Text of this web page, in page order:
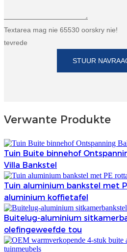
Textarea mag nie 65530 oorskry nie!
tevrede
STUUR
Verwante Produkte
Tuin Buite binnehof
Villa Bankstel
Tuin aluminium bankstel met
aluminium koffietafel
Buitelug-aluminium
olefingeweefde tou